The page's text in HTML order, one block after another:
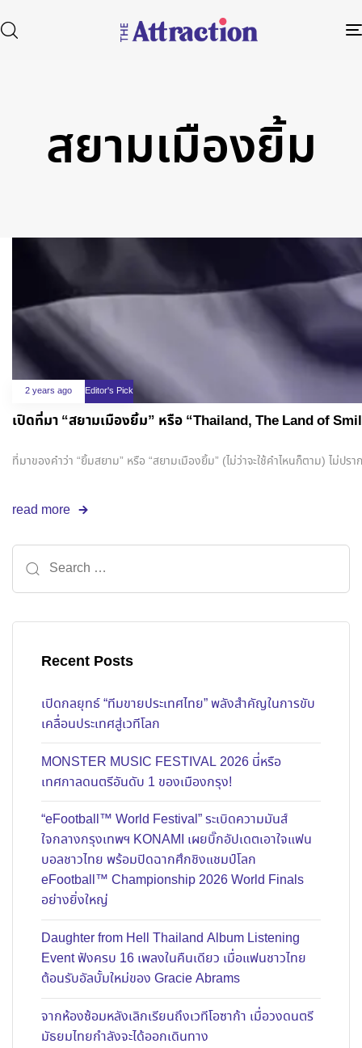
Type and hit enter
สยามเมืองยิ้ม
2 years ago Editor's Pick
เปิดที่มา “สยามเมืองยิ้ม” หรือ “Thailand, The Land of
ที่มาของคำว่า “ยิ้มสยาม” หรือ “สยามเมืองยิ้ม” (ไม่ว่าจะใช้คำไหนก็ตาม) ไม่
read more
Recent Posts
เปิดกลยุทธ์ “ทีมขายประเทศไทย” พลังสำคัญในการขับ
เคลื่อนประเทศสู่เวทีโลก
MONSTER MUSIC FESTIVAL 2026 นี่หรือ
เทศกาลดนตรีอันดับ 1 ของเมืองกรุง!
“eFootball™ World Festival” ระเบิดความมันส์
ใจกลางกรุงเทพฯ KONAMI เผยบิ๊กอัปเดตเอาใจแฟน
บอลชาวไทย พร้อมปิดฉากศึกชิงแชมป์โลก
eFootball™ Championship 2026 World Finals
อย่างยิ่งใหญ่
Daughter from Hell Thailand Album Listening
Event ฟังครบ 16 เพลงในคืนเดียว เมื่อแฟนชาวไทย
ต้อนรับอัลบั้มใหม่ของ Gracie Abrams
จากห้องซ้อมหลังเลิกเรียนถึงเวทีโอซาก้า เมื่อวงดนตรี
มัธยมไทยกำลังจะได้ออกเดินทาง